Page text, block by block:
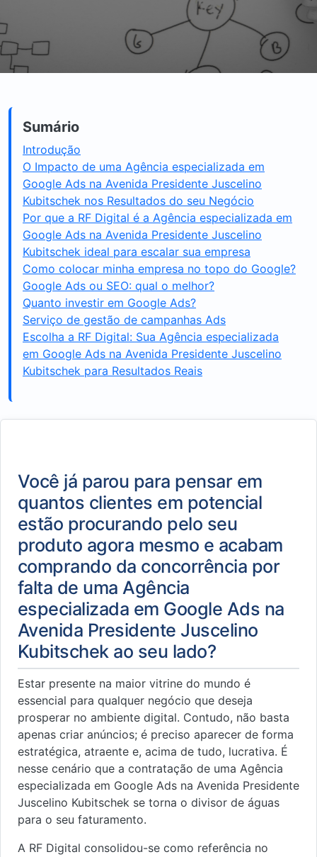
Sumário
Introdução
O Impacto de uma Agência especializada em
Google Ads na Avenida Presidente Juscelino
Kubitschek nos Resultados do seu Negócio
Por que a RF Digital é a Agência especializada em
Google Ads na Avenida Presidente Juscelino
Kubitschek ideal para escalar sua empresa
Como colocar minha empresa no topo do Google?
Google Ads ou SEO: qual o melhor?
Quanto investir em Google Ads?
Serviço de gestão de campanhas Ads
Escolha a RF Digital: Sua Agência especializada
em Google Ads na Avenida Presidente Juscelino
Kubitschek para Resultados Reais
Você já parou para pensar em
quantos clientes em potencial
estão procurando pelo seu
produto agora mesmo e acabam
comprando da concorrência por
falta de uma Agência
especializada em Google Ads na
Avenida Presidente Juscelino
Kubitschek ao seu lado?
Estar presente na maior vitrine do mundo é
essencial para qualquer negócio que deseja
prosperar no ambiente digital. Contudo, não basta
apenas criar anúncios; é preciso aparecer de forma
estratégica, atraente e, acima de tudo, lucrativa. É
nesse cenário que a contratação de uma Agência
especializada em Google Ads na Avenida Presidente
Juscelino Kubitschek se torna o divisor de águas
para o seu faturamento.
A RF Digital consolidou-se como referência no